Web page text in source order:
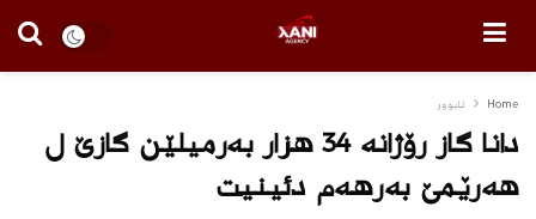
Home ئابوور
دانا گاز رۆژانه‌ 34 هزار به‌رمیلێن گازێ ل
هه‌رێمێ به‌رهه‌م دئینیت